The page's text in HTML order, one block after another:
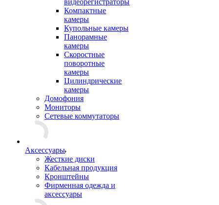
видеорегистраторы
Компактные
камеры
Купольные камеры
Панорамные
камеры
Скоростные
поворотные
камеры
Цилиндрические
камеры
Домофония
Мониторы
Сетевые коммутаторы
Аксессуары
Жесткие диски
Кабельная продукция
Кронштейны
Фирменная одежда и
аксессуары